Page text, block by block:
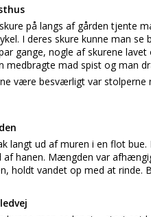
på langs af gården tjente
I deres skure kunne man
gange, nogle af skurene
medbragte mad spist og man
være besværligt var stolperne
langt ud af muren i en flot
af hanen. Mængden var
holdt vandet op med at rinde.